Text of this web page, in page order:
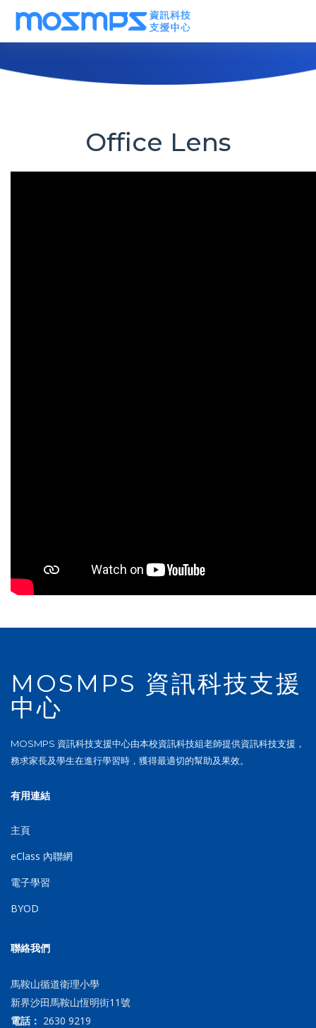
Office Lens
MOSMPS 資訊科技支援
中心
MOSMPS 資訊科技支援中心由本校資訊科技組老師提供資訊科技支援，
務求家長及學生在進行學習時，獲得最適切的幫助及果效。
有用連結
主頁
eClass 內聯網
電子學習
BYOD
聯絡我們
馬鞍山循道衛理小學
新界沙田馬鞍山恆明街11號
電話： 2630 9219